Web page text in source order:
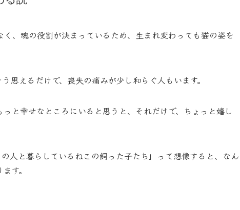
、魂の役割が決まっているため、生まれ変わっても猫の姿を
思えるだけで、喪失の痛みが少し和らぐ人もいます。
と幸せなところにいると思うと、それだけで、ちょっと嬉し
の人と暮らしているねこの飼った子たち」って想像すると、なん
す。